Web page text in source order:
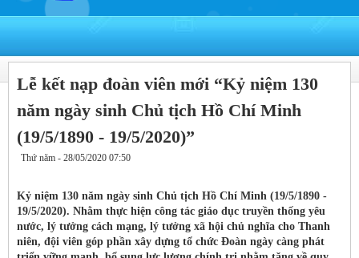
Lễ kết nạp đoàn viên mới “Kỷ niệm 130
năm ngày sinh Chủ tịch Hồ Chí Minh
(19/5/1890 - 19/5/2020)”
Thứ năm - 28/05/2020 07:50
Kỷ niệm 130 năm ngày sinh Chủ tịch Hồ Chí Minh (19/5/1890 -
19/5/2020). Nhằm thực hiện công tác giáo dục truyền thống yêu
nước, lý tưởng cách mạng, lý tưởng xã hội chủ nghĩa cho Thanh
niên, đội viên góp phần xây dựng tổ chức Đoàn ngày càng phát